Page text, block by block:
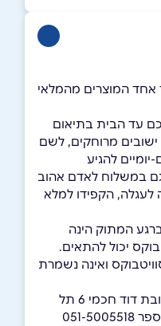
אחד המוצרים מהמלאי
עד הבית בתיאום
ישובים מרוחקים, לשם
יומיים להגיע
גם במשלוח לאדם אהוב
לעגלה, הקפידו למלא
המתוק הינה
יכול להתאים.
ואינה נשמרת
*ניתן לבצע איסוף עצמי מהכתובת דוד חכמי 6 תל